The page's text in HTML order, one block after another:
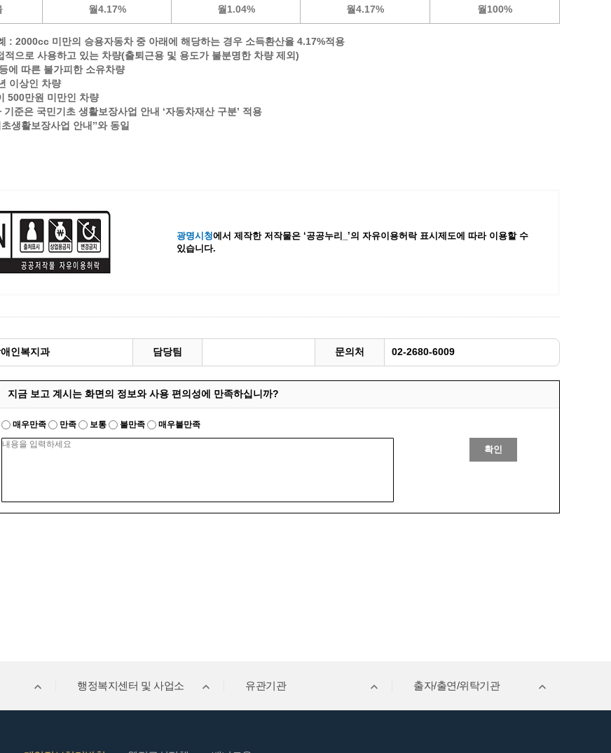
유지보수·관리 제도
전 검사
적극행정
월4.17% 월1.04% 월4.17% 월100%
: 2000cc 미만의 승용자동차 중 아래에 해당하는 경우 소득환산율 4.17%적용
으로 사용하고 있는 차량(출퇴근용 및 용도가 불분명한 차량 제외)
에 따른 불가피한 소유차량
이상인 차량
500만원 미만인 차량
기준은 국민기초 생활보장사업 안내 ʻ자동차재산 구분ʼ 적용
생활보장사업 안내ˮ와 동일
광명시청에서 제작한 저작물은 ‘공공누리_’의 자유이용허락 표시제도에 따라 이용할 수
있습니다.
인복지과 담당팀 문의처 02-2680-6009
지금 보고 계시는 화면의 정보와 사용 편의성에 만족하십니까?
매우만족 만족 보통 불만족 매우불만족
확인
행정복지센터 및 사업소 유관기관 출자/출연/위탁기관